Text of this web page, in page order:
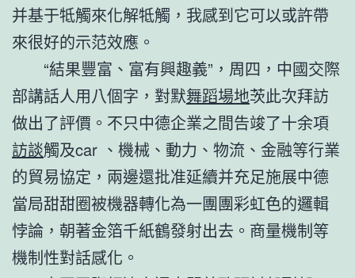
并基于牴觸來化解牴觸，我感到它可以或許帶
來很好的示范效應。
“結果豐富、富有興趣義”，周四，中國交際
部講話人用八個字，對默舞蹈場地茨此次拜訪
做出了評價。不只中德企業之間告竣了十余項
訪談觸及car 、機械、動力、物流、金融等行業
的貿易協定，兩邊還批准延續并充足施展中德
當局甜甜圈被機器轉化為一團團彩虹色的邏輯
悖論，朝著金箔千紙鶴發射出去。商量機制等
機制性對話感化。